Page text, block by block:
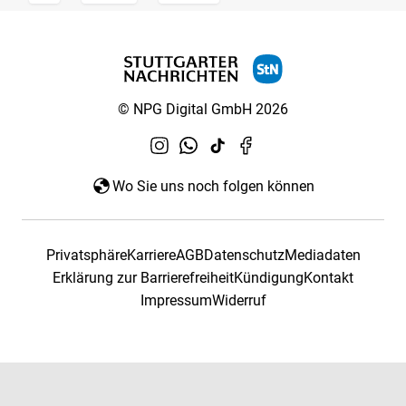
© NPG Digital GmbH 2026
Wo Sie uns noch folgen können
PrivatsphäreKarriereAGBDatenschutzMediadaten
Erklärung zur BarrierefreiheitKündigungKontakt
ImpressumWiderruf